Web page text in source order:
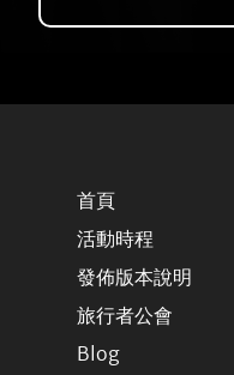
首頁
活動時程
發佈版本說明
旅行者公會
Blog